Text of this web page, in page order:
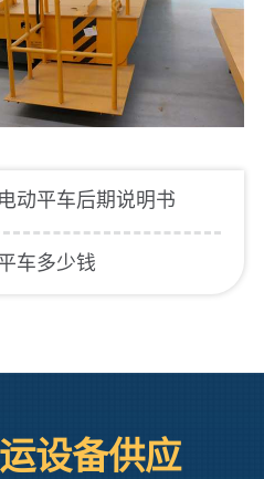
动平车后期说明书
车多少钱
设备供应